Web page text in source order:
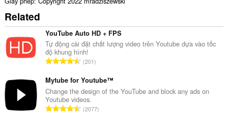
Related
YouTube Auto HD + FPS
Tự động cài đặt chất lượng video trên Youtube dựa vào tốc
độ khung hình!
T
n
g
s
ố
201
Mytube for Youtube™
Change the design of the YouTube and block any ads on
Youtube videos.
T2077